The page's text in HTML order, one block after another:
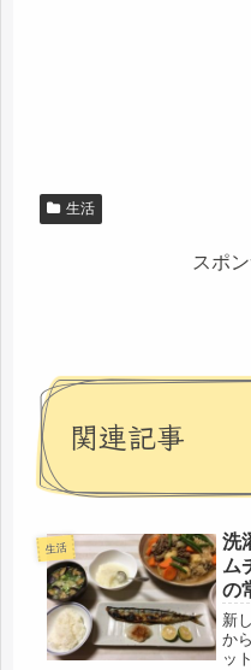
生活
スポ
関連記事
生活
洗
ム
の
て
が
新
か
ッ